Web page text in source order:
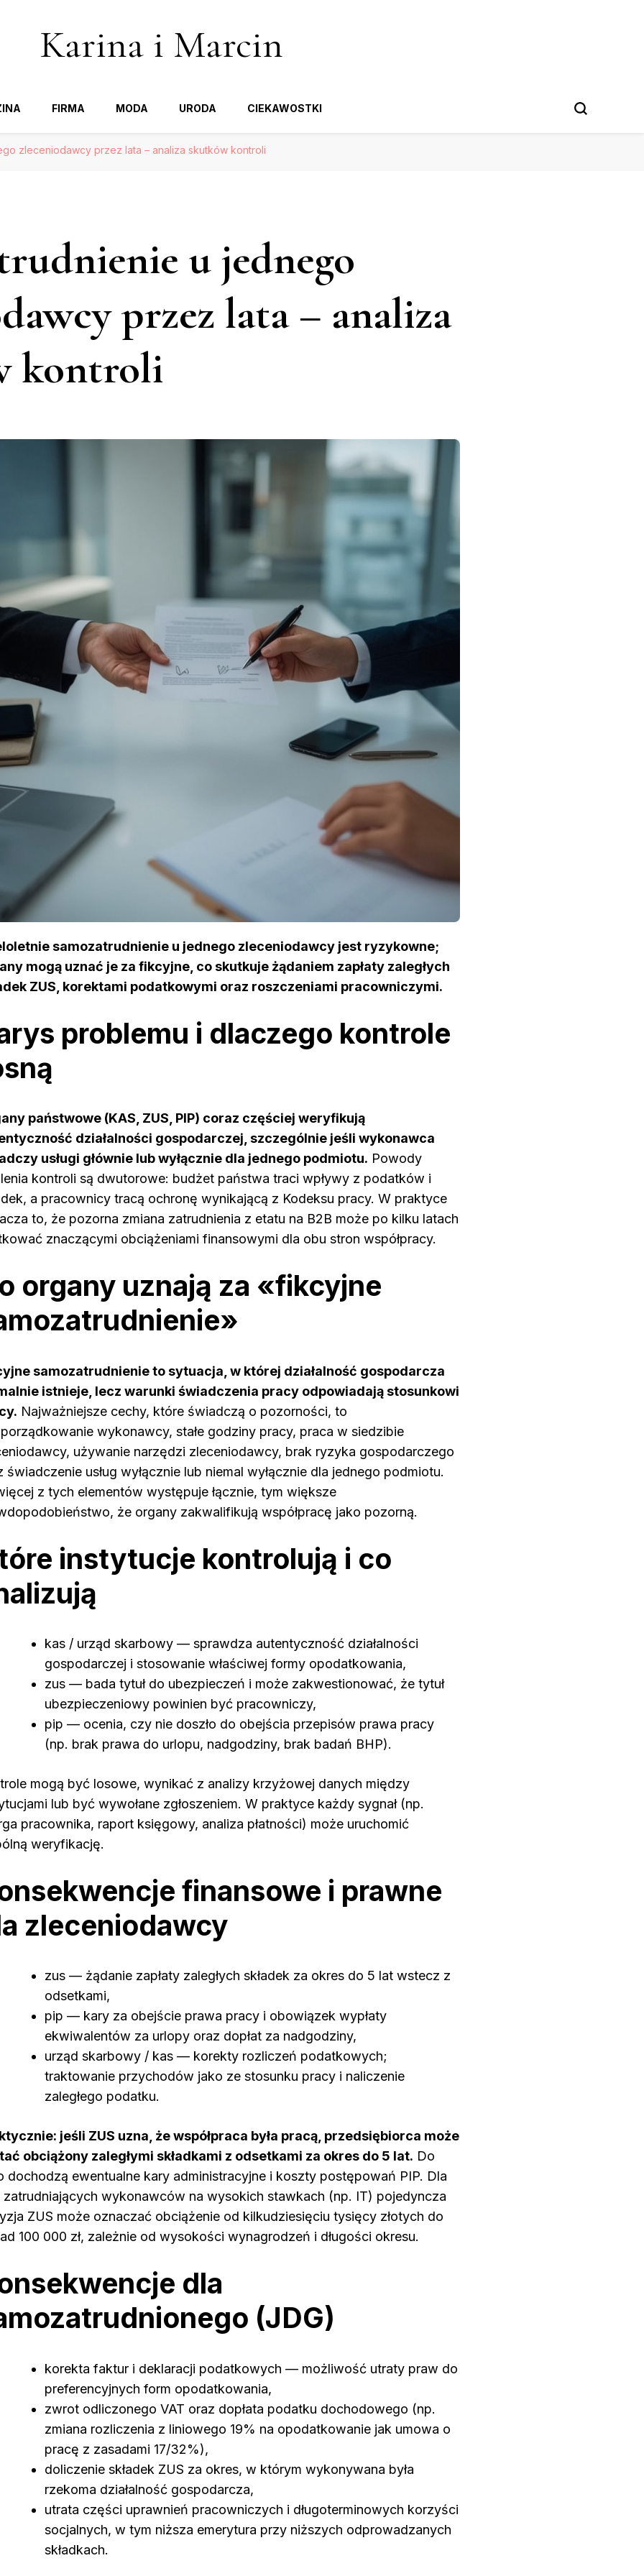
Karina i Marcin
FIRMA MODA URODA CIEKAWOSTKI
zleceniodawcy przez lata – analiza skutków kontroli
u jednego
przez lata – analiza
kontroli
samozatrudnienie u jednego zleceniodawcy jest ryzykowne;
mogą uznać je za fikcyjne, co skutkuje żądaniem zapłaty zaległych
ZUS, korektami podatkowymi oraz roszczeniami pracowniczymi.
problemu i dlaczego kontrole
państwowe (KAS, ZUS, PIP) coraz częściej weryfikują
działalności gospodarczej, szczególnie jeśli wykonawca
usługi głównie lub wyłącznie dla jednego podmiotu. Powody
kontroli są dwutorowe: budżet państwa traci wpływy z podatków i
a pracownicy tracą ochronę wynikającą z Kodeksu pracy. W praktyce
to, że pozorna zmiana zatrudnienia z etatu na B2B może po kilku latach
znaczącymi obciążeniami finansowymi dla obu stron współpracy.
organy uznają za «fikcyjne
samozatrudnienie to sytuacja, w której działalność gospodarcza
istnieje, lecz warunki świadczenia pracy odpowiadają stosunkowi
Najważniejsze cechy, które świadczą o pozorności, to
wykonawcy, stałe godziny pracy, praca w siedzibie
używanie narzędzi zleceniodawcy, brak ryzyka gospodarczego
świadczenie usług wyłącznie lub niemal wyłącznie dla jednego podmiotu.
z tych elementów występuje łącznie, tym większe
że organy zakwalifikują współpracę jako pozorną.
instytucje kontrolują i co
kas / urząd skarbowy — sprawdza autentyczność działalności
gospodarczej i stosowanie właściwej formy opodatkowania,
zus — bada tytuł do ubezpieczeń i może zakwestionować, że tytuł
ubezpieczeniowy powinien być pracowniczy,
pip — ocenia, czy nie doszło do obejścia przepisów prawa pracy
(np. brak prawa do urlopu, nadgodziny, brak badań BHP).
mogą być losowe, wynikać z analizy krzyżowej danych między
lub być wywołane zgłoszeniem. W praktyce każdy sygnał (np.
pracownika, raport księgowy, analiza płatności) może uruchomić
weryfikację.
finansowe i prawne
zleceniodawcy
zus — żądanie zapłaty zaległych składek za okres do 5 lat wstecz z
odsetkami,
pip — kary za obejście prawa pracy i obowiązek wypłaty
ekwiwalentów za urlopy oraz dopłat za nadgodziny,
urząd skarbowy / kas — korekty rozliczeń podatkowych;
traktowanie przychodów jako ze stosunku pracy i naliczenie
zaległego podatku.
jeśli ZUS uzna, że współpraca była pracą, przedsiębiorca może
obciążony zaległymi składkami z odsetkami za okres do 5 lat. Do
dochodzą ewentualne kary administracyjne i koszty postępowań PIP. Dla
zatrudniających wykonawców na wysokich stawkach (np. IT) pojedyncza
ZUS może oznaczać obciążenie od kilkudziesięciu tysięcy złotych do
100 000 zł, zależnie od wysokości wynagrodzeń i długości okresu.
dla
(JDG)
korekta faktur i deklaracji podatkowych — możliwość utraty praw do
preferencyjnych form opodatkowania,
zwrot odliczonego VAT oraz dopłata podatku dochodowego (np.
zmiana rozliczenia z liniowego 19% na opodatkowanie jak umowa o
pracę z zasadami 17/32%),
doliczenie składek ZUS za okres, w którym wykonywana była
rzekoma działalność gospodarcza,
utrata części uprawnień pracowniczych i długoterminowych korzyści
socjalnych, w tym niższa emerytura przy niższych odprowadzanych
składkach.